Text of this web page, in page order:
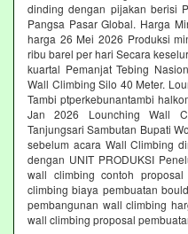
dinding dengan pijakan berisi
Pangsa Pasar Global. Harga
harga 26 Mei 2026 Produksi
ribu barel per hari Secara
kuartal Pemanjat Tebing
Wall Climbing Silo 40 Meter.
Tambi ptperkebunantambi
Jan 2026 Lounching Wall
Tanjungsari Sambutan Bupati
sebelum acara Wall Climbing
dengan UNIT PRODUKSI
wall climbing contoh
climbing biaya pembuatan
pembangunan wall climbing
wall climbing proposal